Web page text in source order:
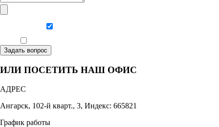
Задать вопрос
ИЛИ ПОСЕТИТЬ НАШ ОФИС
АДРЕС
Ангарск, 102-й кварт., 3, Индекс: 665821
График работы